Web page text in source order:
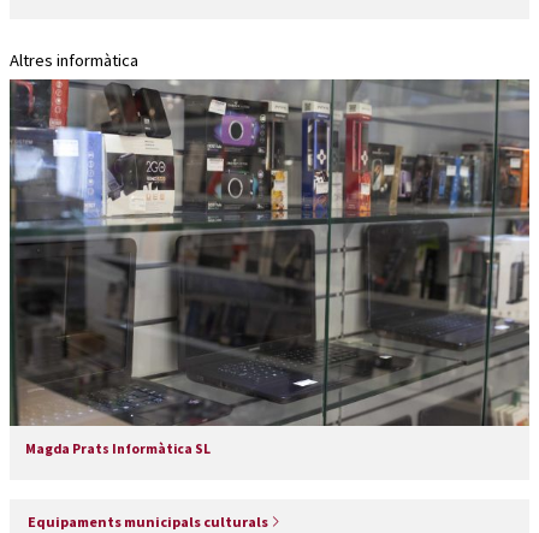
Altres informàtica
Magda Prats Informàtica SL
Equipaments municipals culturals